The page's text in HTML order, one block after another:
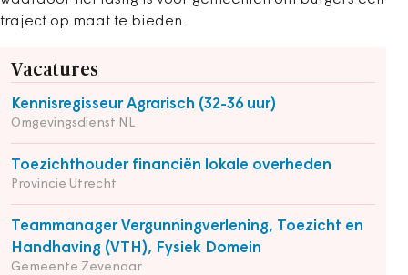
traject op maat te bieden.
Vacatures
Kennisregisseur Agrarisch (32-36 uur)
Omgevingsdienst NL
Toezichthouder financiën lokale overheden
Provincie Utrecht
Teammanager Vergunningverlening, Toezicht en
Handhaving (VTH), Fysiek Domein
Gemeente Zevenaar